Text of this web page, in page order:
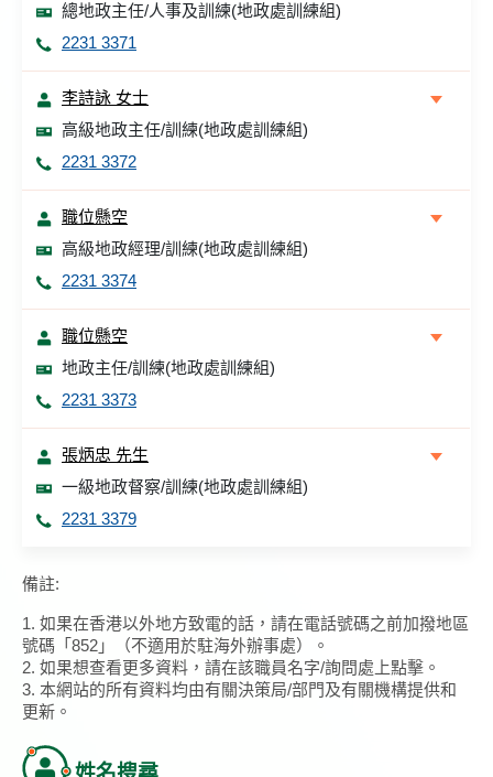
總地政主任/人事及訓練(地政處訓練組)
2231 3371
李詩詠 女士
高級地政主任/訓練(地政處訓練組)
2231 3372
職位懸空
高級地政經理/訓練(地政處訓練組)
2231 3374
職位懸空
地政主任/訓練(地政處訓練組)
2231 3373
張炳忠 先生
一級地政督察/訓練(地政處訓練組)
2231 3379
備註:
1. 如果在香港以外地方致電的話，請在電話號碼之前加撥地區
號碼「852」（不適用於駐海外辦事處）。
2. 如果想查看更多資料，請在該職員名字/詢問處上點擊。
3. 本網站的所有資料均由有關決策局/部門及有關機構提供和
更新。